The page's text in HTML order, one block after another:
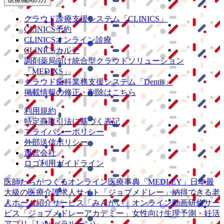
クラウド診療支援システム
「CLINICS」
CLINICS予約
CLINICSオンライン診療
CLINICSカルテ
調剤薬局向け統合型クラウドソリューション
「MEDIXS」
クラウド歯科業務支援システム
「Dentis」
掲載情報の修正・削除はこちら
利用規約
特定商取引法に基づく表記
プライバシーポリシー
外部送信ポリシー
運営会社
ロゴ利用ガイドライン
医師たちがつくるオンライン医療事典 「MEDLEY」
日本最
大級の医療介護求人サイト 「ジョブメドレー」納得できる老
人ホーム紹介サービス
「みんかい」 オンライン動画研修サー
ビス
「ジョブメドレーアカデミー」 女性向け生理予測・妊活